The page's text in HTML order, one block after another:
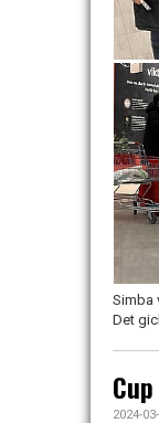
Simba
Det
2024-